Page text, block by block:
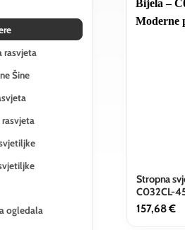
rasvjeta
Šine
rasvjeta
ogledala
Stropna
C032CL-
157,68€